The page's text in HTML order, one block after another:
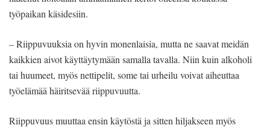
työpaikan käsidesiin.
– Riippuvuuksia on hyvin monenlaisia, mutta ne saavat meidän
kaikkien aivot käyttäytymään samalla tavalla. Niin kuin alkoholi
tai huumeet, myös nettipelit, some tai urheilu voivat aiheuttaa
työelämää häiritsevää riippuvuutta.
Riippuvuus muuttaa ensin käytöstä ja sitten hiljakseen myös